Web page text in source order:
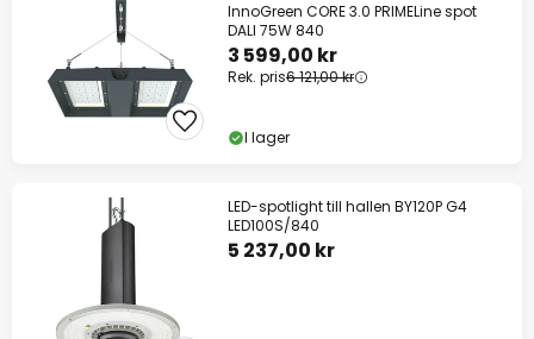
InnoGreen CORE 3.0 PRIMELine spot
DALI 75W 840
3 599,00 kr
Rek. pris6 121,00 kr
I lager
LED-spotlight till hallen BY120P G4
LED100S/840
5 237,00 kr